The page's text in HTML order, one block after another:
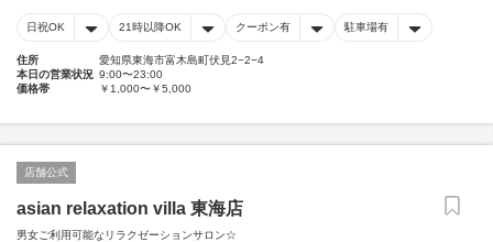
日祝OK 21時以降OK クーポン有 駐車場有
住所
愛知県東海市富木島町伏見2−2−4
本日の営業状況 9:00〜23:00
価格帯
￥1,000〜￥5,000
店舗公式
asian relaxation villa 東海店
男女ご利用可能なリラクゼーションサロン☆